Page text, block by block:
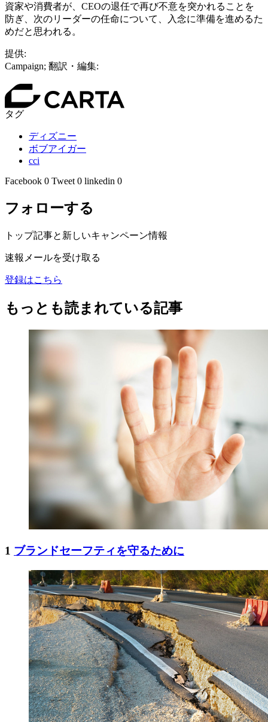
資家や消費者が、CEOの退任で再び不意を突かれることを
防ぎ、次のリーダーの任命について、入念に準備を進めるた
めだと思われる。
提供:
Campaign; 翻訳・編集:
タグ
ディズニー
ボブアイガー
cci
Facebook 0 Tweet 0 linkedin 0
フォローする
トップ記事と新しいキャンペーン情報
速報メールを受け取る
登録はこちら
もっとも読まれている記事
1 ブランドセーフティを守るために